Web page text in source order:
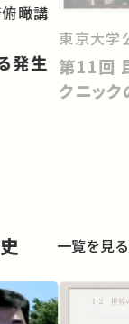
瞰講
東京大学
第11回 昆虫の擬態：だましのテ
クニッ
一覧を見る